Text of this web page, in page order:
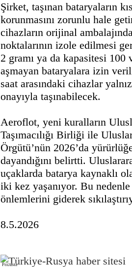
Şirket, taşınan bataryaların
korunmasını zorunlu hale
cihazların orijinal
noktalarının izole edilmesi
2 gramı ya da kapasitesi 100
aşmayan bataryalara izin
saat arasındaki cihazlar
onayıyla taşınabilecek.
Aeroflot, yeni kuralların
Taşımacılığı Birliği ile
Örgütü’nün 2026’da
dayandığını belirtti.
uçaklarda batarya kaynaklı
iki kez yaşanıyor. Bu
önlemlerini giderek
8.5.2026
Реклама